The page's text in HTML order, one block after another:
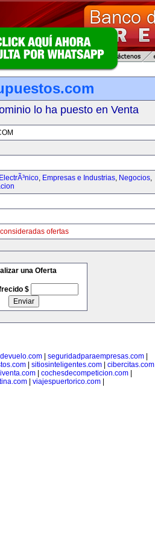
lo ha puesto en Venta
, Empresas e Industrias, Negocios,
ofertas
una Oferta
$
seguridadparaempresas.com
sitiosinteligentes.com cibercitas.com
| cochesdecompeticion.com|
viajespuertorico.com